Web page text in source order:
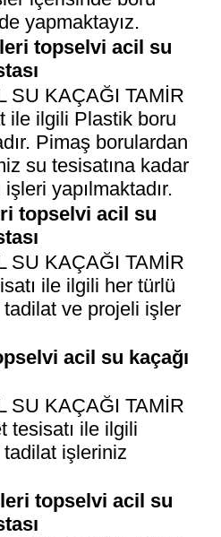
yapmaktayız.
topselvi acil su
SU KAÇAĞI TAMİR
ile ilgili Plastik boru
Pimaş borulardan
su tesisatına kadar
yapılmaktadır.
topselvi acil su
SU KAÇAĞI TAMİR
ile ilgili her türlü
tadilat ve projeli işler
acil su kaçağı
SU KAÇAĞI TAMİR
tesisatı ile ilgili
tadilat işleriniz
topselvi acil su